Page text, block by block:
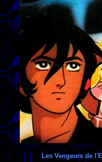
Les Vengeurs de